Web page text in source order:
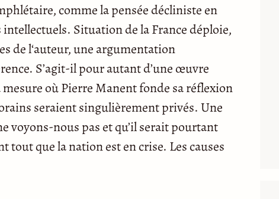
comme la pensée décliniste en
Situation de la France déploie,
de l‘auteur, une argumentation
S’agit-il pour autant d’une œuvre
où Pierre Manent fonde sa réflexion
seraient singulièrement privés. Une
voyons-nous pas et qu’il serait pourtant
tout que la nation est en crise. Les causes